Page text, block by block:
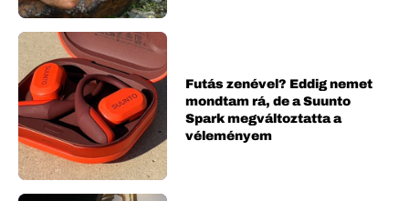
Futás zenével? Eddig nemet
mondtam rá, de a Suunto
Spark megváltoztatta a
véleményem